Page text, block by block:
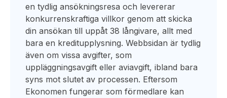
en tydlig ansökningsresa och levererar
konkurrenskraftiga villkor genom att skicka
din ansökan till uppåt 38 långivare, allt med
bara en kreditupplysning. Webbsidan är tydlig
även om vissa avgifter, som
uppläggningsavgift eller aviavgift, ibland bara
syns mot slutet av processen. Eftersom
Ekonomen fungerar som förmedlare kan